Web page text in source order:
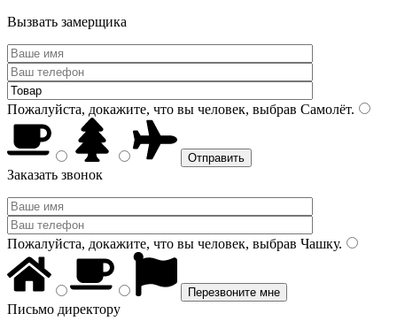
Вызвать замерщика
Пожалуйста, докажите, что вы человек, выбрав Самолёт.
Заказать звонок
Пожалуйста, докажите, что вы человек, выбрав Чашку.
Письмо директору